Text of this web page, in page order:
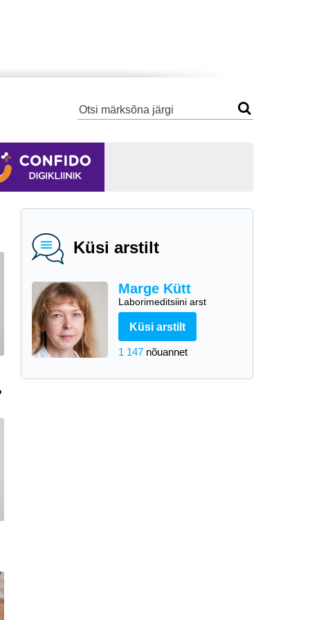
Küsi arstilt
Marge Kütt
Laborimeditsiini arst
Küsi arstilt
1 147 nõuannet